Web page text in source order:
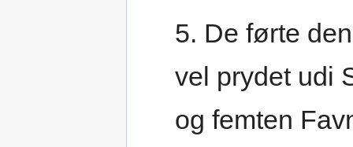
5. De førte
vel prydet udi
og femten